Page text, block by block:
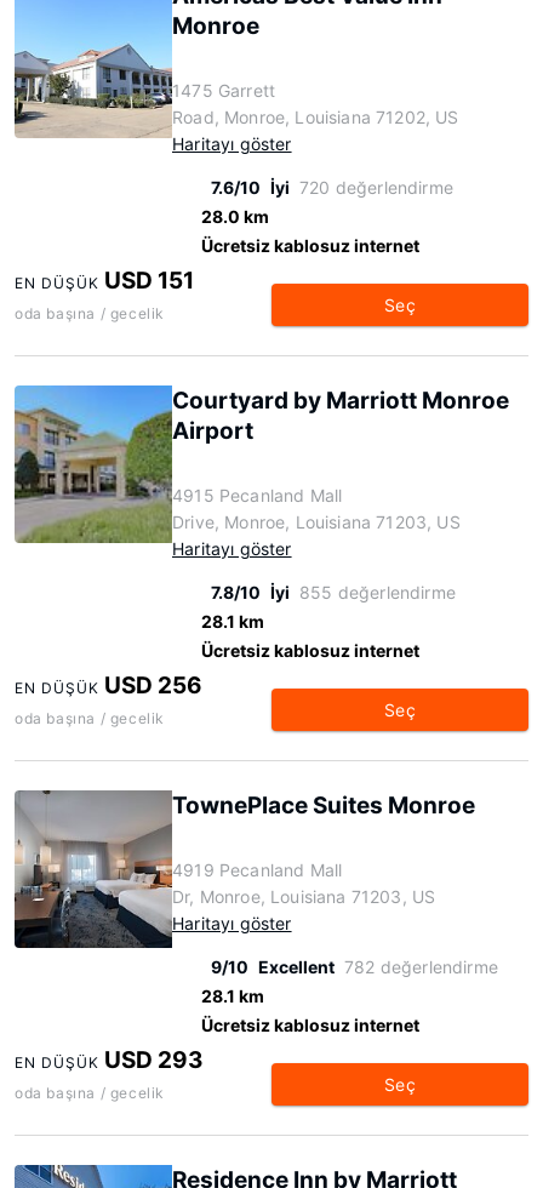
Monroe
1475 Garrett
Road, Monroe, Louisiana 71202, US
Haritayı göster
7.6/10 İyi 720 değerlendirme
28.0 km
Ücretsiz kablosuz internet
EN DÜŞÜK USD 151
oda başına / gecelik Seç
Courtyard by Marriott Monroe
Airport
4915 Pecanland Mall
Drive, Monroe, Louisiana 71203, US
Haritayı göster
7.8/10 İyi 855 değerlendirme
28.1 km
Ücretsiz kablosuz internet
EN DÜŞÜK USD 256
oda başına / gecelik Seç
TownePlace Suites Monroe
4919 Pecanland Mall
Dr, Monroe, Louisiana 71203, US
Haritayı göster
9/10 Excellent 782 değerlendirme
28.1 km
Ücretsiz kablosuz internet
EN DÜŞÜK USD 293
oda başına / gecelik Seç
Residence Inn by Marriott